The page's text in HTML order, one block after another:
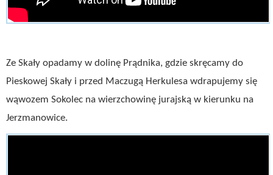
Ze Skały opadamy w dolinę Prądnika, gdzie skręcamy do
Pieskowej Skały i przed Maczugą Herkulesa wdrapujemy się
wąwozem Sokolec na wierzchowinę jurajską w kierunku na
Jerzmanowice.